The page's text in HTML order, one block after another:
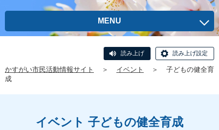
MENU
読み上げ 読み上げ設定
かすがい市民活動情報サイト ＞ イベント ＞
子どもの健全育
成
イベント 子どもの健全育成